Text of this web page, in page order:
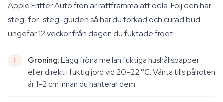
Apple Fritter Auto frön är rättframma att odla. Följ den här
steg-för-steg-guiden så har du torkad och curad bud
ungefär 12 veckor från dagen du fuktade fröet.
Groning:Lägg fröna mellan fuktiga hushållspapper
eller direkt i fuktig jord vid 20–22 °C. Vänta tills pålroten
är 1–2 cm innan du hanterar dem.